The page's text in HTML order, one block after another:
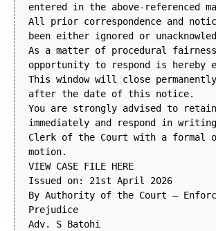
entered in the above-referenced
All prior correspondence and
been either ignored or
As a matter of procedural
opportunity to respond is hereby
This window will close
after the date of this notice.
You are strongly advised to
immediately and respond in
Clerk of the Court with a formal
motion.
VIEW CASE FILE HERE
Issued on: 21st April 2026
By Authority of the Court –
Prejudice
Adv. S Batohi